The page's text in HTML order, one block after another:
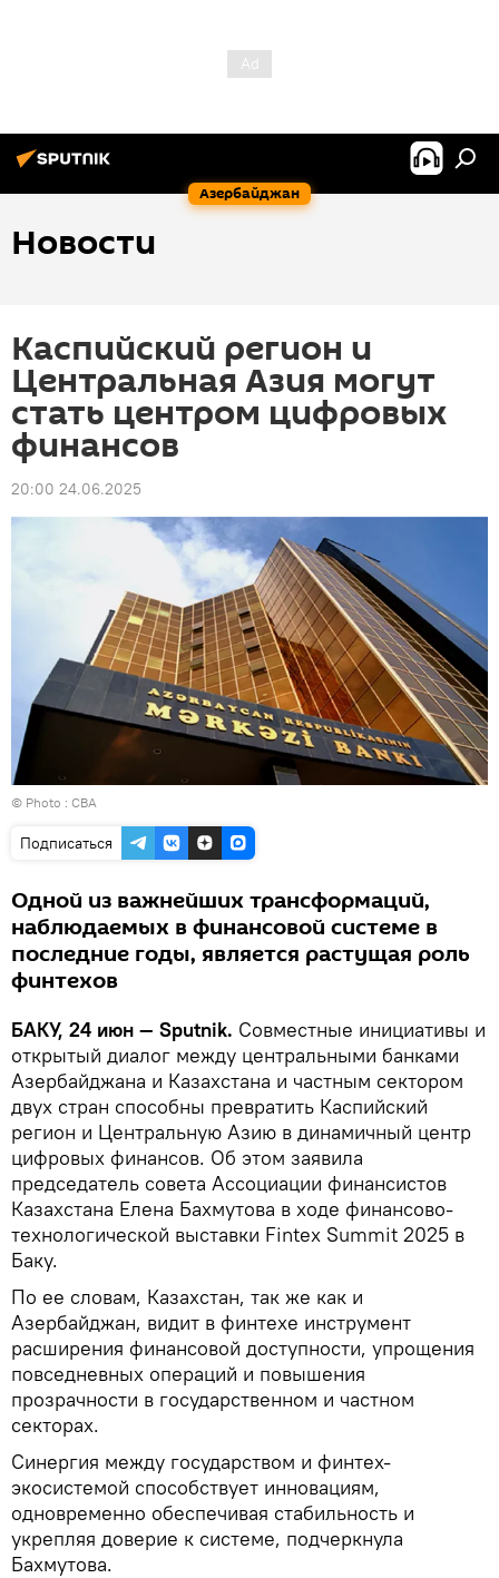
Азербайджан
Новости
Каспийский регион и
Центральная Азия могут
стать центром цифровых
финансов
20:00 24.06.2025
© Photo : CBA
Подписаться
Одной из важнейших трансформаций,
наблюдаемых в финансовой системе в
последние годы, является растущая роль
финтехов
БАКУ, 24 июн — Sputnik. Совместные инициативы и
открытый диалог между центральными банками
Азербайджана и Казахстана и частным сектором
двух стран способны превратить Каспийский
регион и Центральную Азию в динамичный центр
цифровых финансов. Об этом заявила
председатель совета Ассоциации финансистов
Казахстана Елена Бахмутова в ходе финансово-
технологической выставки Fintex Summit 2025 в
Баку.
По ее словам, Казахстан, так же как и
Азербайджан, видит в финтехе инструмент
расширения финансовой доступности, упрощения
повседневных операций и повышения
прозрачности в государственном и частном
секторах.
Синергия между государством и финтех-
экосистемой способствует инновациям,
одновременно обеспечивая стабильность и
укрепляя доверие к системе, подчеркнула
Бахмутова.